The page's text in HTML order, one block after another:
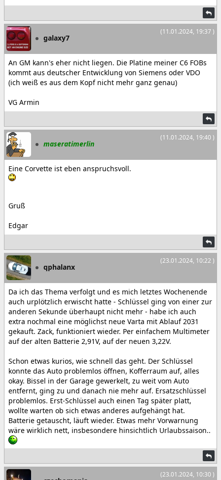
(11.01.2024, 19:37 )
galaxy7
An GM kann's eher nicht liegen. Die Platine meiner C6 FOBs
kommt aus deutscher Entwicklung von Siemens oder VDO
(ich weiß es aus dem Kopf nicht mehr ganz genau)
VG Armin
(11.01.2024, 19:40 )
maseratimerlin
Eine Corvette ist eben anspruchsvoll.
Gruß
Edgar
(23.01.2024, 10:22 )
qphalanx
Da ich das Thema verfolgt und es mich letztes Wochenende
auch urplötzlich erwischt hatte - Schlüssel ging von einer zur
anderen Sekunde überhaupt nicht mehr - habe ich auch
extra nochmal eine möglichst neue Varta mit Ablauf 2031
gekauft. Zack, funktioniert wieder. Per einfachem Multimeter
auf der alten Batterie 2,91V, auf der neuen 3,22V.
Schon etwas kurios, wie schnell das geht. Der Schlüssel
konnte das Auto problemlos öffnen, Kofferraum auf, alles
okay. Bissel in der Garage gewerkelt, zu weit vom Auto
entfernt, ging zu und danach nie mehr auf. Ersatzschlüssel
problemlos. Erst-Schlüssel auch einen Tag später platt,
wollte warten ob sich etwas anderes aufgehängt hat.
Batterie getauscht, läuft wieder. Etwas mehr Vorwarnung
wäre wirklich nett, insbesondere hinsichtlich Urlaubssaison..
(23.01.2024, 10:30 )